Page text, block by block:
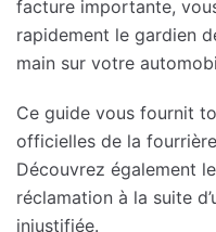
facture importante,
rapidement le gardien
main sur votre
Ce guide vous fournit
officielles de la
Découvrez également
réclamation à la suite
injustifiée.